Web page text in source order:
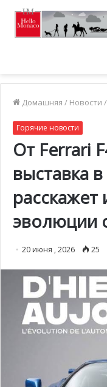
Домашняя / Новости /
Горячие новости
От Ferrari
выставка
эволюции
20 июня , 2026 25